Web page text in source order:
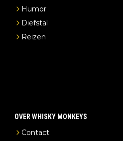
Humor
Diefstal
Reizen
OVER WHISKY MONKEYS
Contact